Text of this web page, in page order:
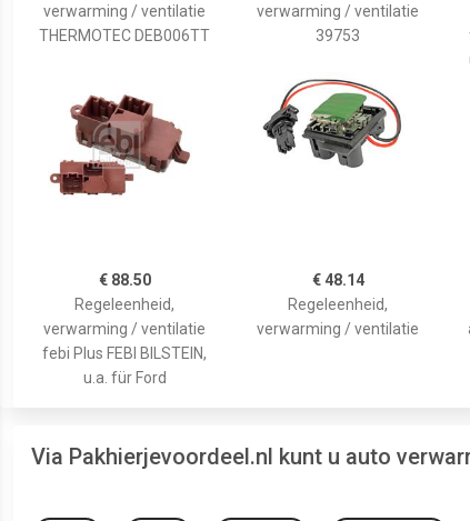
verwarming / ventilatie
THERMOTEC DEB006TT
verwarming / ventilatie
39753
€ 88.50
Regeleenheid,
verwarming / ventilatie
febi Plus FEBI BILSTEIN,
u.a. für Ford
€ 48.14
Regeleenheid,
verwarming / ventilatie
Via Pakhierjevoordeel.nl kunt u auto